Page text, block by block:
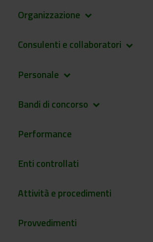
Organizzazione keyboard_arrow_down
Consulenti e collaboratori keyboard_arrow_down
Personale keyboard_arrow_down
Bandi di concorso keyboard_arrow_down
Performance
Enti controllati
Attività e procedimenti
Provvedimenti